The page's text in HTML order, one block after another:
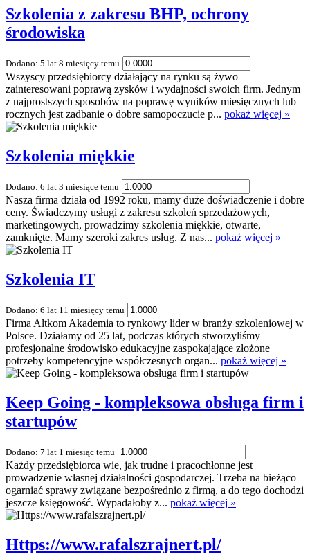
Szkolenia z zakresu BHP, ochrony
środowiska
Dodano: 5 lat 8 miesięcy temu
Wszyscy przedsiębiorcy działający na rynku są żywo
zainteresowani poprawą zysków i wydajności swoich firm. Jednym
z najprostszych sposobów na poprawę wyników miesięcznych lub
rocznych jest zadbanie o dobre samopoczucie p... pokaż więcej »
Szkolenia miękkie
Dodano: 6 lat 3 miesiące temu
Nasza firma działa od 1992 roku, mamy duże doświadczenie i dobre
ceny. Świadczymy usługi z zakresu szkoleń sprzedażowych,
marketingowych, prowadzimy szkolenia miękkie, otwarte,
zamknięte. Mamy szeroki zakres usług. Z nas... pokaż więcej »
Szkolenia IT
Dodano: 6 lat 11 miesięcy temu
Firma Altkom Akademia to rynkowy lider w branży szkoleniowej w
Polsce. Działamy od 25 lat, podczas których stworzyliśmy
profesjonalne środowisko edukacyjne zaspokajające złożone
potrzeby kompetencyjne współczesnych organ... pokaż więcej »
Keep Going - kompleksowa obsługa firm i
startupów
Dodano: 7 lat 1 miesiąc temu
Każdy przedsiębiorca wie, jak trudne i pracochłonne jest
prowadzenie własnej działalności gospodarczej. Trzeba na bieżąco
ogarniać sprawy związane bezpośrednio z firmą, a do tego dochodzi
jeszcze księgowość. Wypadałoby z... pokaż więcej »
Https://www.rafalszrajnert.pl/